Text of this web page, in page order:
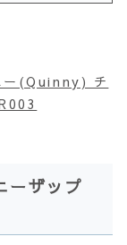
ー(Quinny) チ
ーザップ